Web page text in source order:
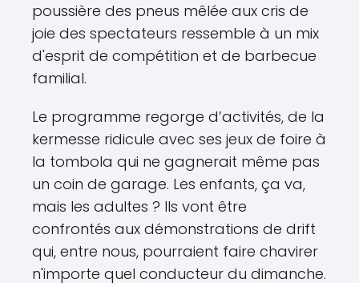
poussière des pneus mêlée aux cris de
joie des spectateurs ressemble à un mix
d'esprit de compétition et de barbecue
familial.
Le programme regorge d’activités, de la
kermesse ridicule avec ses jeux de foire à
la tombola qui ne gagnerait même pas
un coin de garage. Les enfants, ça va,
mais les adultes ? Ils vont être
confrontés aux démonstrations de drift
qui, entre nous, pourraient faire chavirer
n'importe quel conducteur du dimanche.